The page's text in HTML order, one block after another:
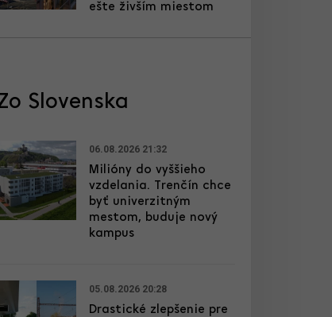
ešte živším miestom
Slovenska
06.08.2026 21:32
Milióny do vyššieho
vzdelania. Trenčín chce
byť univerzitným
mestom, buduje nový
kampus
05.08.2026 20:28
Drastické zlepšenie pre